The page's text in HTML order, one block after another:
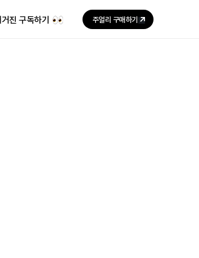
진 구독하기 주얼리 구매하기